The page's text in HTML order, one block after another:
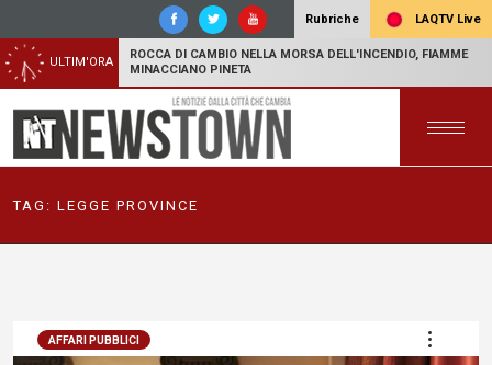
Rubriche LAQTV Live
ULTIM'ORA
ROCCA DI CAMBIO NELLA MORSA DELL'INCENDIO, FIAMME
MINACCIANO PINETA
TAG: LEGGE PROVINCE
AFFARI PUBBLICI